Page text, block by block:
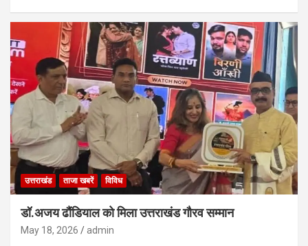
उत्तराखंड ताजा खबरें विविध
डॉ.अजय ढौंडियाल को मिला उत्तराखंड गौरव सम्मान
May 18, 2026 admin